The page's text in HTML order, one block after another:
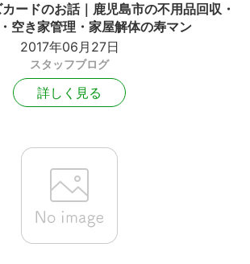
ードのお話｜鹿児島市の不用品回収・
空き家管理・家屋解体の寿マン
2017年06月27日
スタッフブログ
詳しく見る